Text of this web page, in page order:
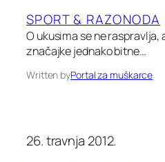
SPORT & RAZONODA
O ukusima se ne raspravlja,
značajke jednako bitne…
Written byPortal za muškarce
26. travnja 2012.